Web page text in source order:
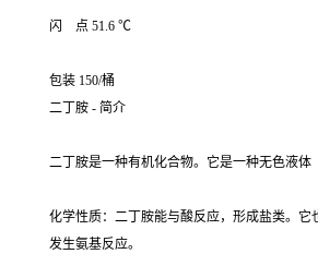
闪 点 51.6 ℃
包装 150/桶
二丁胺 - 简介
二丁胺是一种有机化合物。它是一种无色液体
化学性质：二丁胺能与酸反应，形成盐类。它
发生氨基反应。